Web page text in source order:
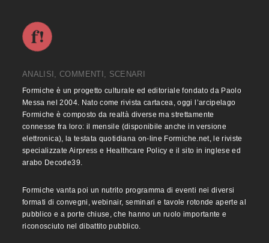
ANALISI, COMMENTI, SCENARI
Formiche è un progetto culturale ed editoriale fondato da Paolo
Messa nel 2004. Nato come rivista cartacea, oggi l’arcipelago
Formiche è composto da realtà diverse ma strettamente
connesse fra loro: il mensile (disponibile anche in versione
elettronica), la testata quotidiana on-line Formiche.net, le riviste
specializzate Airpress e Healthcare Policy e il sito in inglese ed
arabo Decode39.
Formiche vanta poi un nutrito programma di eventi nei diversi
formati di convegni, webinair, seminari e tavole rotonde aperte al
pubblico e a porte chiuse, che hanno un ruolo importante e
riconosciuto nel dibattito pubblico.